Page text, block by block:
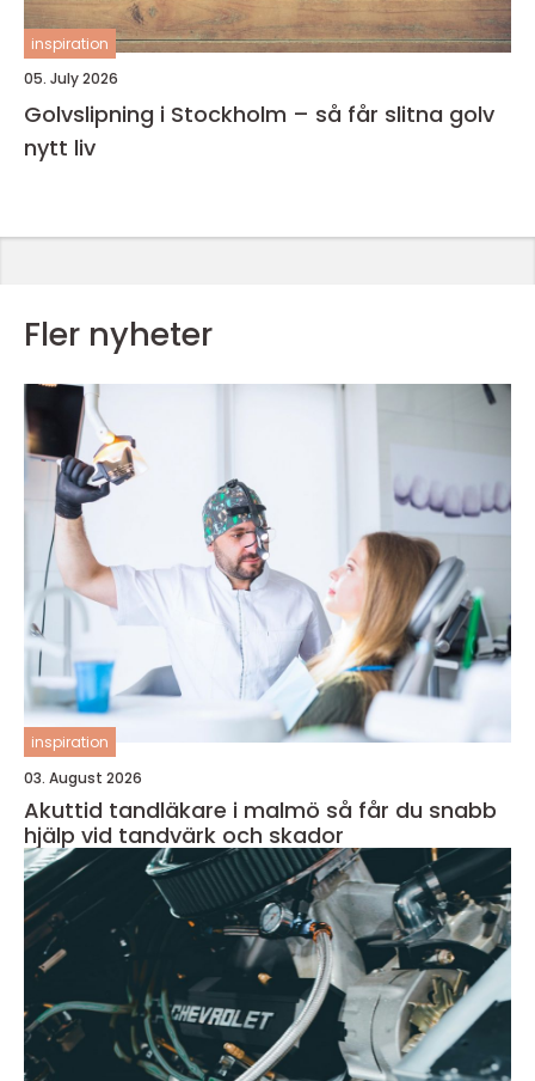
inspiration
05. July 2026
Golvslipning i Stockholm – så får slitna golv
nytt liv
Fler nyheter
inspiration
03. August 2026
Akuttid tandläkare i malmö så får du snabb
hjälp vid tandvärk och skador